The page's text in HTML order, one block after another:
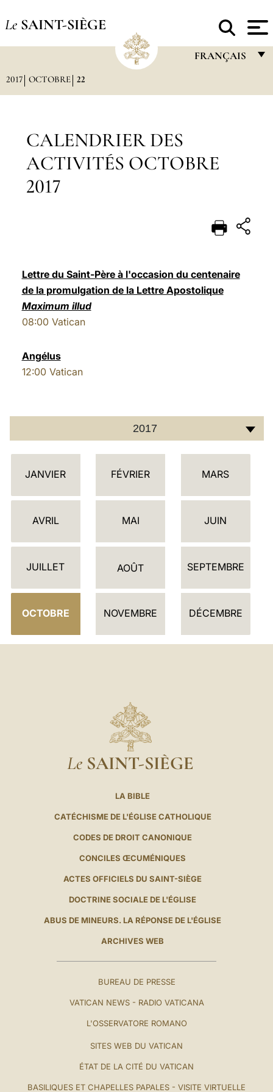
Le SAINT-SIÈGE
FRANÇAIS
POLSKI
中文
LATINE
2017 OCTOBRE 22
CALENDRIER DES
ACTIVITÉS OCTOBRE
2017
Lettre du Saint-Père à l'occasion du centenaire
de la promulgation de la Lettre Apostolique
Maximum illud
08:00 Vatican
Angélus
12:00 Vatican
2017
C
L
D
I
JANVIER FÉVRIER MARS
AVRIL MAI JUIN
JUILLET AOÛT SEPTEMBRE
OCTOBRE NOVEMBRE DÉCEMBRE
Le SAINT-SIÈGE
LA BIBLE
CATÉCHISME DE L'ÉGLISE CATHOLIQUE
CODES DE DROIT CANONIQUE
CONCILES ŒCUMÉNIQUES
ACTES OFFICIELS DU SAINT-SIÈGE
DOCTRINE SOCIALE DE L'ÉGLISE
ABUS DE MINEURS. LA RÉPONSE DE L'ÉGLISE
ARCHIVES WEB
BUREAU DE PRESSE
VATICAN NEWS - RADIO VATICANA
L'OSSERVATORE ROMANO
SITES WEB DU VATICAN
ÉTAT DE LA CITÉ DU VATICAN
BASILIQUES ET CHAPELLES PAPALES - VISITE VIRTUELLE